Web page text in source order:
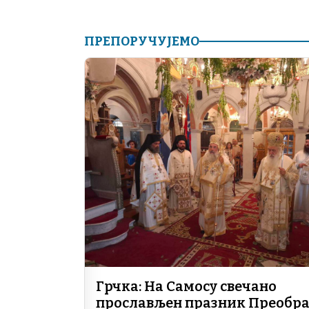
ПРЕПОРУЧУЈЕМО
Грчка: На Самосу свечано
прослављен празник